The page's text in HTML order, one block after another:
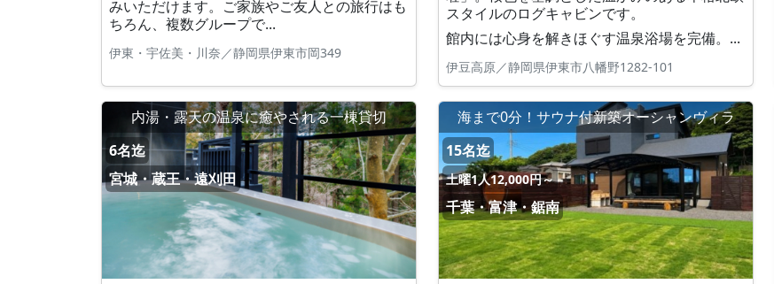
みいただけます。ご家族やご友人との旅行はも
ちろん、複数グループで...
伊東・宇佐美・川奈／静岡県伊東市岡349
スタイルのログキャビンです。
館内には心身を解きほぐす温泉浴場を完備。...
伊豆高原／静岡県伊東市八幡野1282-101
内湯・露天の温泉に癒やされる一棟貸切
6名迄
宮城・蔵王・遠刈田
海まで0分！サウナ付新築オーシャンヴィラ
15名迄
土曜1人12,000円～
千葉・富津・鋸南